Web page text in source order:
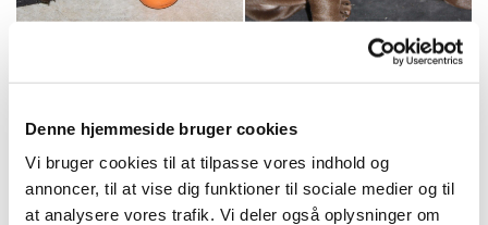
Denne hjemmeside bruger cookies
Vi bruger cookies til at tilpasse vores indhold og
annoncer, til at vise dig funktioner til sociale medier og til
at analysere vores trafik. Vi deler også oplysninger om